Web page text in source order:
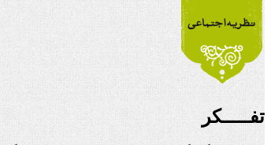
تفـــــکر